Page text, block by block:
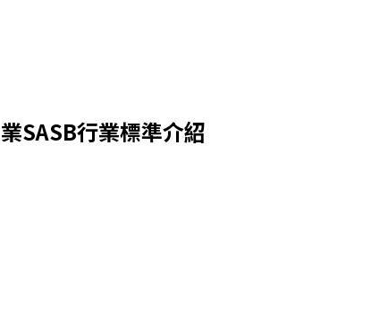
SASB行業標準介紹